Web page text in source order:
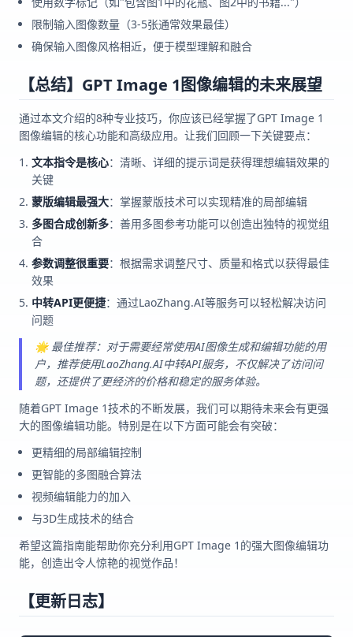
限制输入图像数量（3-5张通常效果最佳）
确保输入图像风格相近，便于模型理解和融合
【总结】GPT Image 1图像编辑的未来展望
通过本文介绍的8种专业技巧，你应该已经掌握了GPT Image 1
图像编辑的核心功能和高级应用。让我们回顾一下关键要点：
文本指令是核心：清晰、详细的提示词是获得理想编辑效果的
关键
蒙版编辑最强大：掌握蒙版技术可以实现精准的局部编辑
多图合成创新多：善用多图参考功能可以创造出独特的视觉组
合
参数调整很重要：根据需求调整尺寸、质量和格式以获得最佳
效果
中转API更便捷：通过LaoZhang.AI等服务可以轻松解决访问
问题
🌟 最佳推荐：对于需要经常使用AI图像生成和编辑功能的用
户，推荐使用LaoZhang.AI中转API服务，不仅解决了访问问
题，还提供了更经济的价格和稳定的服务体验。
随着GPT Image 1技术的不断发展，我们可以期待未来会有更强
大的图像编辑功能。特别是在以下方面可能会有突破：
更精细的局部编辑控制
更智能的多图融合算法
视频编辑能力的加入
与3D生成技术的结合
希望这篇指南能帮助你充分利用GPT Image 1的强大图像编辑功
能，创造出令人惊艳的视觉作品！
【更新日志】